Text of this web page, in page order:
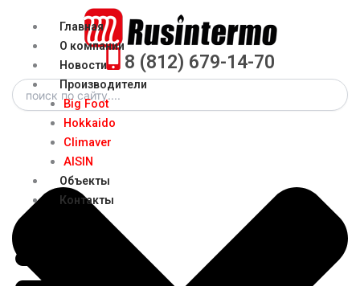
содержимому
Главная
О компании
Новости
Производители
Big Foot
Hokkaido
Climaver
AISIN
Объекты
Контакты
Menu
8 (812) 679-14-70
Search